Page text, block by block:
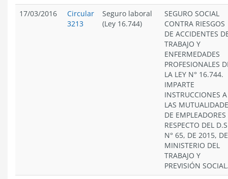
17/03/2016
Circular
3213
Seguro laboral
(Ley 16.744)
SEGURO SOCIAL
CONTRA RIESGOS
DE ACCIDENTES
TRABAJO Y
ENFERMEDADES
PROFESIONALES
LA LEY N° 16.744.
IMPARTE
INSTRUCCIONES A
LAS
DE EMPLEADORES
RESPECTO DEL
N° 65, DE 2015,
MINISTERIO DEL
TRABAJO Y
PREVISIÓN